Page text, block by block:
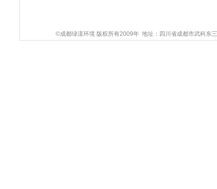
©成都绿漾环境 版权所有2009年 地址：四川省成都市武科